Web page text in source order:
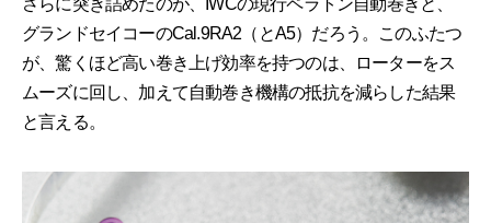
さらに突き詰めたのが、IWCの現行ペラトン自動巻きと、
グランドセイコーのCal.9RA2（とA5）だろう。このふたつ
が、驚くほど高い巻き上げ効率を持つのは、ローターをス
ムーズに回し、加えて自動巻き機構の抵抗を減らした結果
と言える。